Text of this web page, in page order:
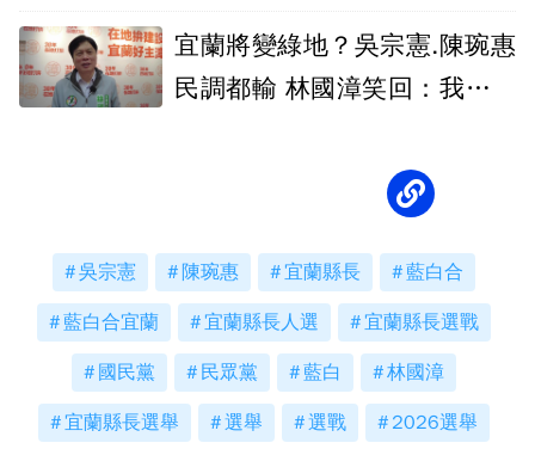
宜蘭將變綠地？吳宗憲.陳琬惠
民調都輸 林國漳笑回：我一定
吳宗憲 陳琬惠 宜蘭縣長 藍白合
藍白合宜蘭 宜蘭縣長人選 宜蘭縣長選戰
國民黨 民眾黨 藍白 林國漳
宜蘭縣長選舉 選舉 選戰 2026選舉